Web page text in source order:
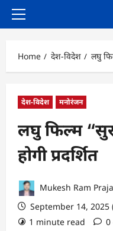
Primary
Home देश-विदेश लघु
देश-विदेश मनोरंजन
लघु फिल्म
होगी प्रदर्शित
Mukesh Ram
September 14, 2025
1 minute read
0